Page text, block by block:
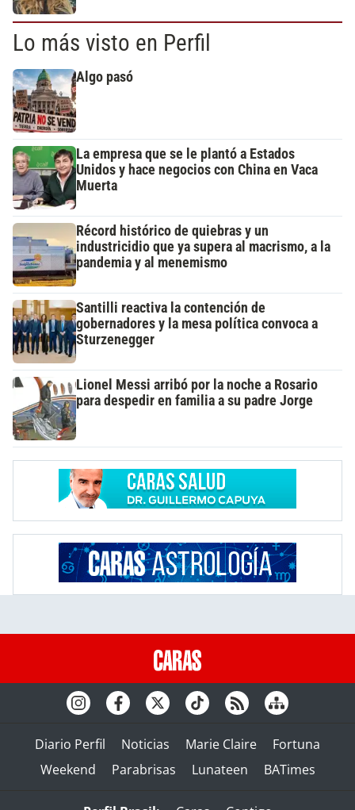
Lo más visto en Perfil
Algo pasó
La empresa que se le plantó a Estados
Unidos y hace negocios con China en Vaca
Muerta
Récord histórico de quiebras y un
industricidio que ya supera al macrismo, a la
pandemia y al menemismo
Santilli reactiva la contención de
gobernadores y la mesa política convoca a
Sturzenegger
Lionel Messi arribó por la noche a Rosario
para despedir en familia a su padre Jorge
Diario Perfil Noticias Marie Claire
Fortuna
Weekend
Parabrisas Lunateen BATimes